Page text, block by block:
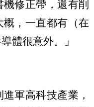
修正帶，還有削
，一直都有（在
體很意外。」
軍高科技產業，